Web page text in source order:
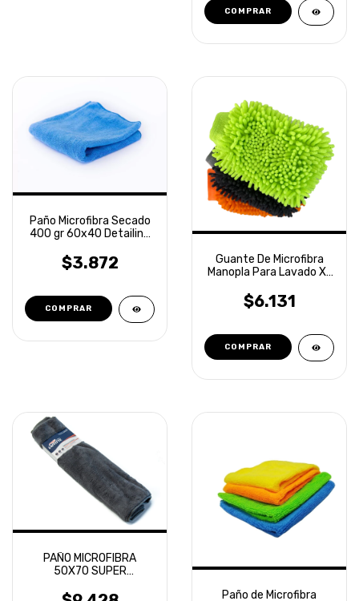
Paño Microfibra Secado
400 gr 60x40 Detailing
$3.872
Guante De Microfibra
Manopla Para Lavado XL
$6.131
PAÑO MICROFIBRA
50X70 SUPER
Paño de Microfibra